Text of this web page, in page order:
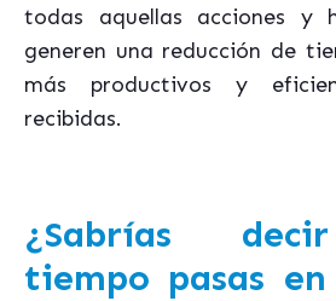
todas aquellas acciones y
generen una reducción de
más productivos y
recibidas.
¿Sabrías
tiempo pasas